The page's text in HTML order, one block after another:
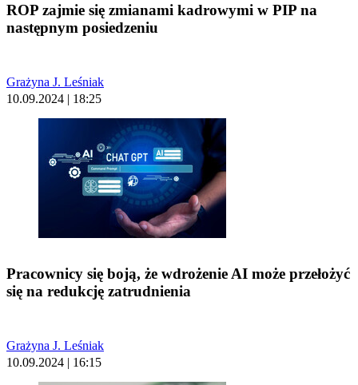
ROP zajmie się zmianami kadrowymi w PIP na
następnym posiedzeniu
Grażyna J. Leśniak
10.09.2024 | 18:25
Pracownicy się boją, że wdrożenie AI może przełożyć
się na redukcję zatrudnienia
Grażyna J. Leśniak
10.09.2024 | 16:15